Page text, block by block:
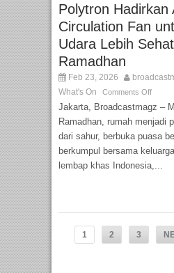
Polytron Hadirkan
Circulation Fan
Udara Lebih
Ramadhan
Feb 23, 2026
What's On Comments Off
Jakarta, Broadcastmagz –
Ramadhan, rumah menjadi
dari sahur, berbuka puasa
berkumpul bersama
lembap khas Indonesia,...
1 2 3